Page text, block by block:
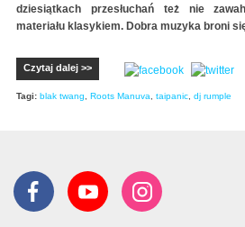
dziesiątkach przesłuchań też nie
materiału klasykiem. Dobra muzyka broni
Czytaj dalej >>
Tagi: blak twang, Roots Manuva, taipanic, dj rumple